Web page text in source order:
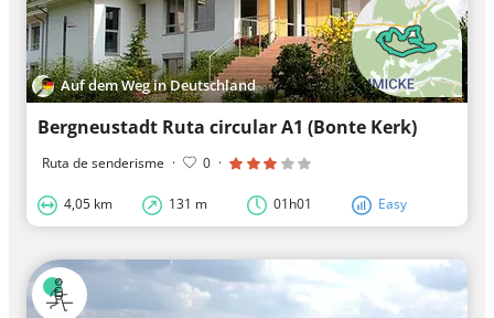
Auf dem Weg in Deutschland
Bergneustadt Ruta circular A1 (Bonte Kerk)
Ruta de senderisme · 0 ·
4,05 km 131 m 01h01 Easy